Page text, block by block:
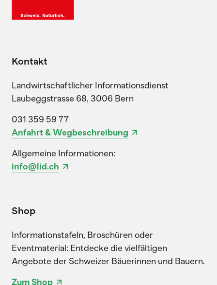
Kontakt
Landwirtschaftlicher Informationsdienst
Laubeggstrasse 68, 3006 Bern
031 359 59 77
Anfahrt & Wegbeschreibung
Allgemeine Informationen:
info@lid.ch
Shop
Informationstafeln, Broschüren oder
Eventmaterial: Entdecke die vielfältigen
Angebote der Schweizer Bäuerinnen und Bauern.
Zum Shop